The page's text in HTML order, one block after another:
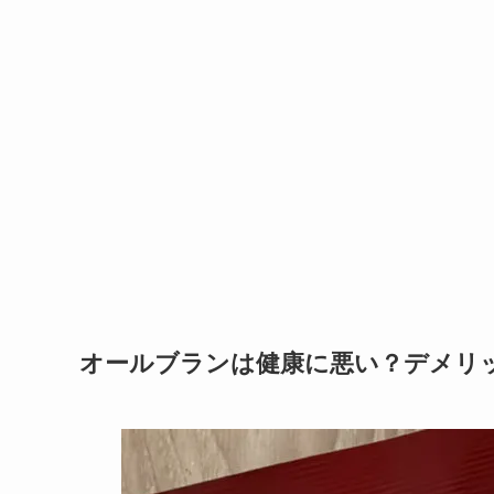
オールブランは健康に悪い？デメリ